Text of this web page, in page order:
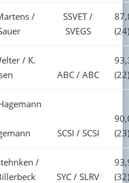
/
SSVET /
SVEGS
(24)
/ K.
ABC / ABC
(22)
SCSI / SCSI
(23)
/
SYC / SLRV
(32)